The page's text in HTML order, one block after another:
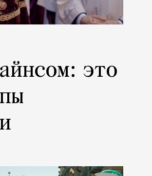
это